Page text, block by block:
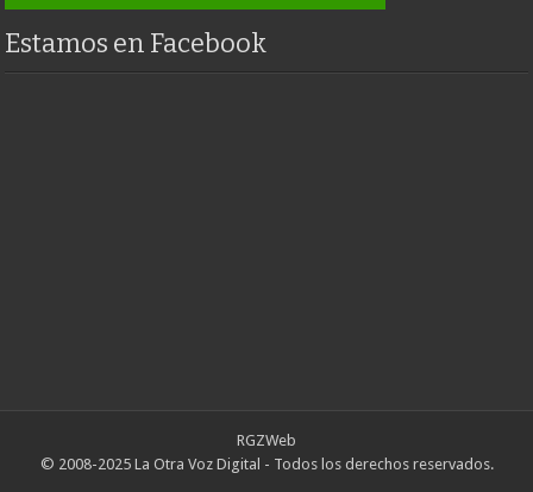
Estamos en Facebook
RGZWeb
© 2008-2025 La Otra Voz Digital - Todos los derechos reservados.